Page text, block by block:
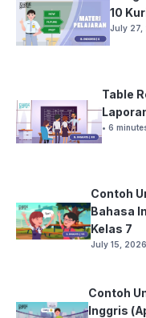
10
July 27,
Table
• 6
Contoh
Bahasa
Kelas 7
July 15, 2026
Contoh
Inggris